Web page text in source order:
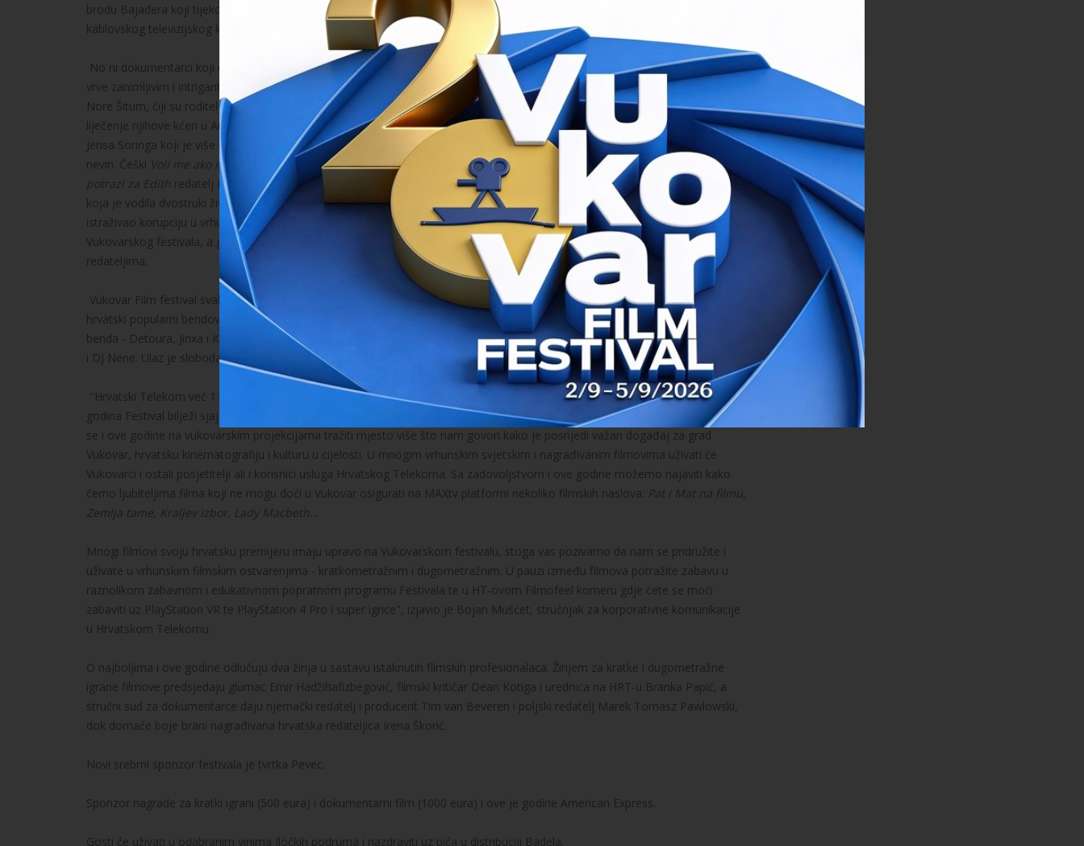
brodu Bajadera koji tijekom projekcija plovi Dunavom. Taj će program ujedno biti i najava za skorašnji početak emitiranja
kablovskog televizijskog kanala DOKUTV - odabrao Đelo Hadžiselimović.
No ni dokumentarci koji će se natjecati za nagrade ne zaostaju kvalitetom za onima koje je odabrao Đelo Hadžiselimović i
vrve zanimljivim i intrigantnim temama.
Život od milijun dolara redatelja Roberta Zubera prati slučaj „Nore fore“, djevojčice
Nore Šitum, čiji su roditelji nakon djetetove smrti krenuli u privatnu istragu tražeći odgovor gdje je novac koji se prikupljao za
liječenje njihove kćeri u Americi. Njemački doxObećanje redateljskog para Karin Steinberger i Marcusa Vettera istražuje slučaj
Jensa Soringa koji je više od 30 godina u američkom zatvoru zbog umorstva, a njihov film pokazuje da je Soring vjerojatno
nevin. Češki Voli me ako možeš kamerom slijedi život tri invalida koji su u potrazi za (seksualnom) ljubavi, dok u austrijskom
potrazi za Edith redatelj Peter Stephen Jungk istražuje život svoje pratete za koju saznaje da je bila poznata KGB-špijunka
koja je vodila dvostruki život. Za ljubitelje sporta tu je dokumentaracPrljave igrenjemačkog novinara Benjamina Besta koji je
istraživao korupciju u vrhunskom sportu, od nogometa nadalje, što je tek djelić dox-kolača koji se natječu za nagrade
Vukovarskog festivala, a gledatelji će ih moći 'kušati' svakog dana u klimatiziranom Cinestaru od 18:15, uz razgovore s
redateljima.
Vukovar Film festival svake je godine prepoznat ne samo po izvrsnim filmovima već i noćnoj zabavi u kojoj sudjeluju brojni
hrvatski popularni bendovi. Ove godine party zona je na terasi shopping malla Golubica, a donosi koncerte tri sjajna hrvatska
benda - Detoura, Jinxa i Kojota, dok će ostale večere proteći u plesnim ritmovima poznatih DJ-eva, Alena Balena, Tome Ricova
i DJ Nene. Ulaz je slobodan, a glazba se svaku večer pali u 23 sata.
''Hrvatski Telekom već 11 godina podržava Vukovarski filmski festival, kontinuirano od njegovog prvog izdanja. U ovih 11
godina Festival bilježi sjajan rast, te svake godine donosi sve više sjajnih naslova za sve kategorije filmofila. Vjerujemo kako će
se i ove godine na vukovarskim projekcijama tražiti mjesto više što nam govori kako je posrijedi važan događaj za grad
Vukovar, hrvatsku kinematografiju i kulturu u cijelosti. U mnogim vrhunskim svjetskim i nagrađivanim filmovima uživati će
Vukovarci i ostali posjetitelji ali i korisnici usluga Hrvatskog Telekoma. Sa zadovoljstvom i ove godine možemo najaviti kako
ćemo ljubiteljima filma koji ne mogu doći u Vukovar osigurati na MAXtv platformi nekoliko filmskih naslova: Pat i Mat na filmu,
Zemlja tame, Kraljev izbor, Lady Macbeth…
Mnogi filmovi svoju hrvatsku premijeru imaju upravo na Vukovarskom festivalu, stoga vas pozivamo da nam se pridružite i
uživate u vrhunskim filmskim ostvarenjima - kratkometražnim i dugometražnim. U pauzi između filmova potražite zabavu u
raznolikom zabavnom i edukativnom popratnom programu Festivala te u HT-ovom Filmofeel korneru gdje ćete se moći
zabaviti uz PlayStation VR te PlayStation 4 Pro i super igrice'', izjavio je Bojan Mušćet, stručnjak za korporativne komunikacije
u Hrvatskom Telekomu.
O najboljima i ove godine odlučuju dva žirija u sastavu istaknutih filmskih profesionalaca. Žirijem za kratke i dugometražne
igrane filmove predsjedaju glumac Emir Hadžihafizbegović, filmski kritičar Dean Kotiga i urednica na HRT-u Branka Papić, a
stručni sud za dokumentarce daju njemački redatelj i producent Tim van Beveren i poljski redatelj Marek Tomasz Pawlowski,
dok domaće boje brani nagrađivana hrvatska redateljica Irena Škorić.
Novi srebrni sponzor festivala je tvrtka Pevec.
Sponzor nagrade za kratki igrani (500 eura) i dokumentarni film (1000 eura) i ove je godine American Express.
Gosti će uživati u odabranim vinima Iločkih podruma i nazdraviti uz pića u distribuciji Badela.